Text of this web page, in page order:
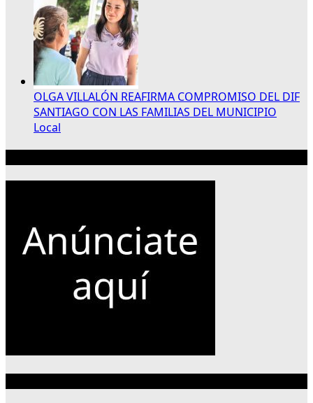
OLGA VILLALÓN REAFIRMA COMPROMISO DEL DIF
SANTIAGO CON LAS FAMILIAS DEL MUNICIPIO
Local